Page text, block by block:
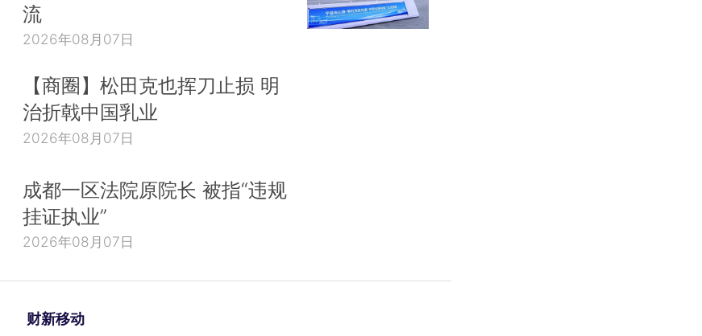
流
2026年08月07日
【商圈】松田克也挥刀止损 明
治折戟中国乳业
2026年08月07日
成都一区法院原院长 被指“违规
挂证执业”
2026年08月07日
财新移动